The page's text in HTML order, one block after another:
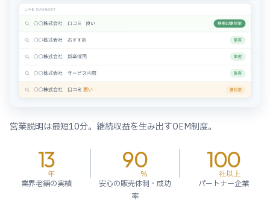
営業説明は最短10分。継続収益を生み出すOEM制度。
13
年
業界老舗の実績
90
%
安心の販売体制・成功
率
100
社以上
パートナー企業